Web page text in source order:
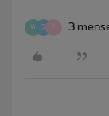
W S 3